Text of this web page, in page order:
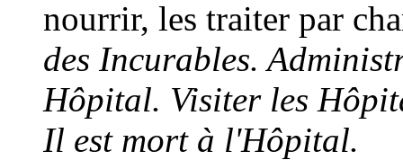
nourrir, les traiter par
des Incurables.
Hôpital. Visiter les
Il est mort à l'Hôpital.